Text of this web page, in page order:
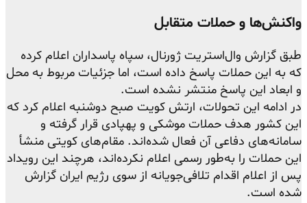
واکنش‌ها و حملات متقابل
طبق گزارش وال‌استریت ژورنال، سپاه پاسداران اعلام کرده
که به این حملات پاسخ داده است، اما جزئیات مربوط به محل
و ابعاد این پاسخ منتشر نشده است.
در ادامه این تحولات، ارتش کویت صبح دوشنبه اعلام کرد که
این کشور هدف حملات موشکی و پهپادی قرار گرفته و
سامانه‌های دفاعی آن فعال شده‌اند. مقام‌های کویتی منشأ
این حملات را به‌طور رسمی اعلام نکرده‌اند، هرچند این رویداد
پس از اعلام اقدام تلافی‌جویانه از سوی رژیم ایران گزارش
شده است.